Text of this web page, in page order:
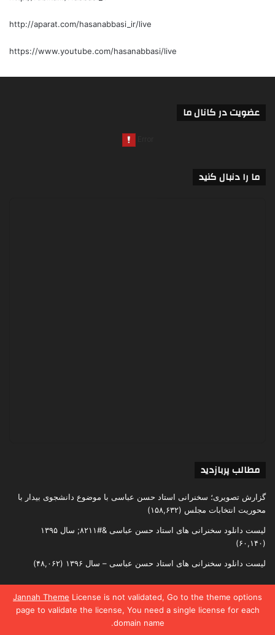
Jannah Theme License is not validated, Go to the theme options
page to validate the license, You need a single license for each
domain name.
http://aparat.com/hasanabbasi_ir/live
https://www.youtube.com/hasanabbasi/live
عضویت در کانال ما
ما را دنبال کنید
مطالب پربازدید
گزارش تصویری؛ سخنرانی استاد حسن عباسی با موضوع دانشجوی بیدار با
محوریت انتخابات مجلس (۱۵۸,۶۳۲)
لیست دانلود سخنرانی های استاد حسن عباسی &#۸۲۱۱; سال ۱۳۹۵
(۶۰,۱۴۰)
لیست دانلود سخنرانی های استاد حسن عباسی – سال ۱۳۹۶ (۴۸,۰۶۲)
تمامی حقوق متعلق به اندیشکده یقین است